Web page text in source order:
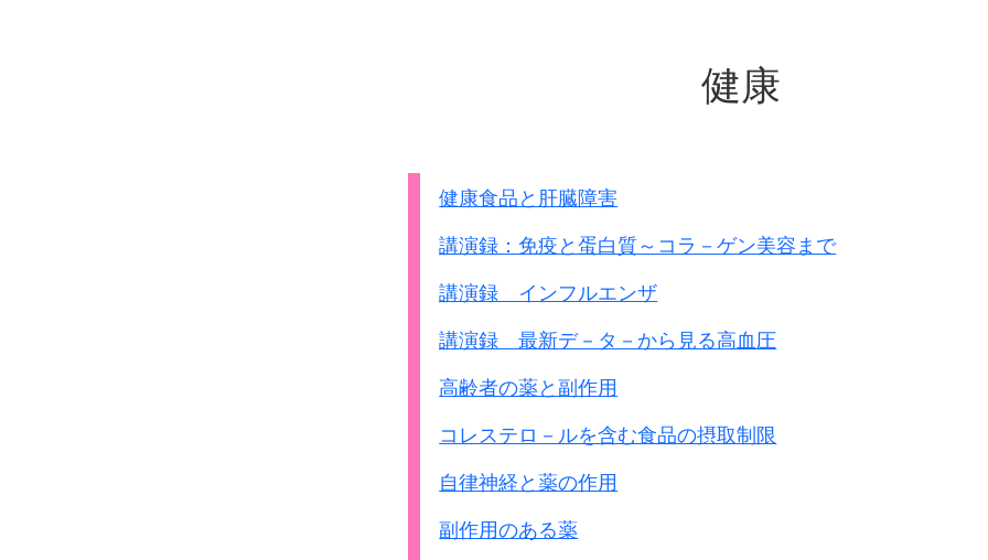
健康
健康食品と肝臓障害
講演録：免疫と蛋白質～コラ－ゲン美容まで
講演録 インフルエンザ
講演録 最新デ－タ－から見る高血圧
高齢者の薬と副作用
コレステロ－ルを含む食品の摂取制限
自律神経と薬の作用
副作用のある薬